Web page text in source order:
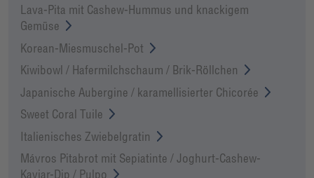
Lava-Pita mit Cashew-Hummus und knackigem
Gemüse
Korean-Miesmuschel-Pot
Kiwibowl / Hafermilchschaum / Brik-Röllchen
Japanische Aubergine / karamellisierter Chicorée
Sweet Coral Tuile
Italienisches Zwiebelgratin
Mávros Pitabrot mit Sepiatinte / Joghurt-Cashew-
Kaviar-Dip / Pulpo